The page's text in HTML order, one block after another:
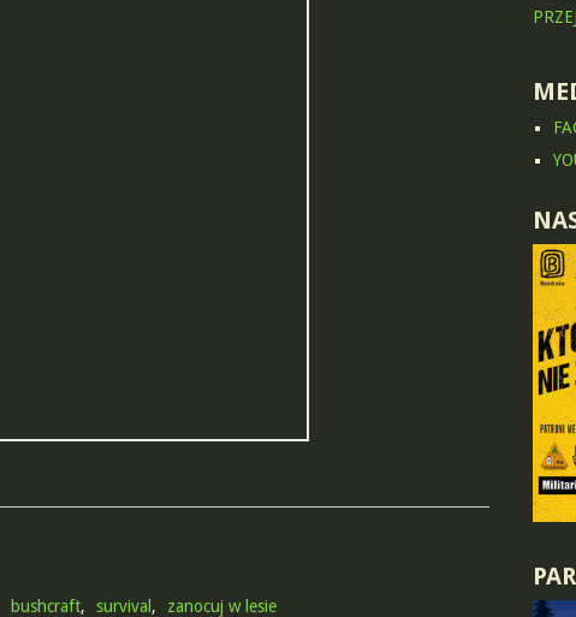
bushcraft, survival , zanocuj w lesie